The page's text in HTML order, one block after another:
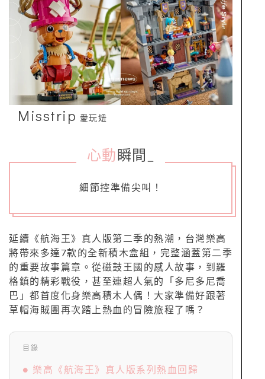
Misstrip 愛玩妞
心動 瞬間
細節控準備尖叫！
延續《航海王》真人版第二季的熱潮，台灣樂高
將帶來多達7款的全新積木盒組，完整涵蓋第二季
的重要故事篇章。從磁鼓王國的感人故事，到羅
格鎮的精彩戰役，甚至連超人氣的「多尼多尼喬
巴」都首度化身樂高積木人偶！大家準備好跟著
草帽海賊團再次踏上熱血的冒險旅程了嗎？
目錄
● 樂高《航海王》真人版系列熱血回歸